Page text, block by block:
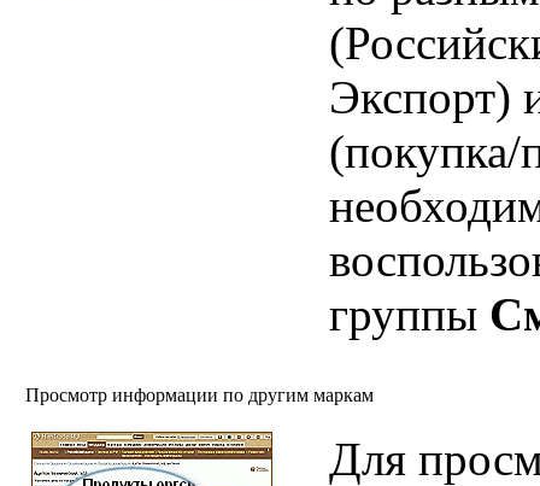
Экспорт)
(покупка/
группы
Просмотр информации по другим маркам
Для